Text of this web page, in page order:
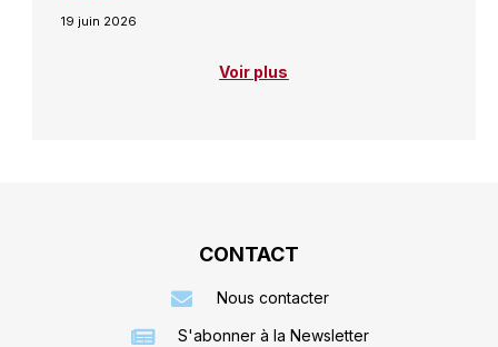
19 juin 2026
Voir plus
CONTACT
Nous contacter
S'abonner à la Newsletter